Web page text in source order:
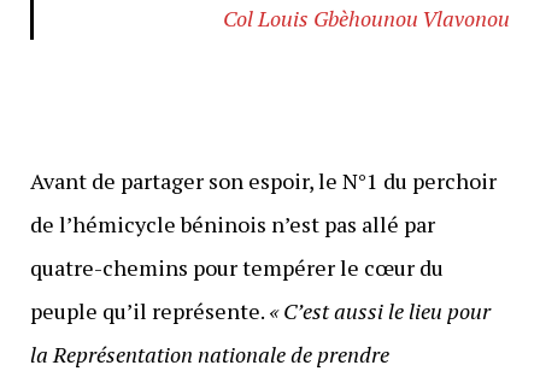
Col Louis Gbèhounou Vlavonou
Avant de partager son espoir, le N°1 du perchoir
de l’hémicycle béninois n’est pas allé par
quatre-chemins pour tempérer le cœur du
peuple qu’il représente. « C’est aussi le lieu pour
la Représentation nationale de prendre